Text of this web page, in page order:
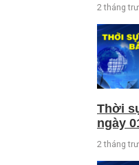
2 tháng
Thời
ngày
2 tháng